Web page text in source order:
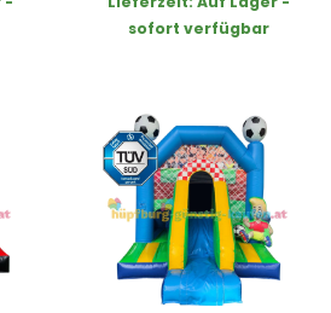
sofort verfügbar